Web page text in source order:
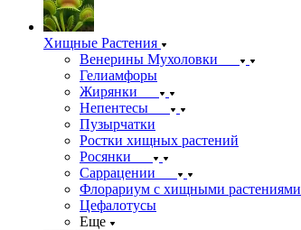
Хищные Растения
Венерины Мухоловки
Гелиамфоры
Жирянки
Непентесы
Пузырчатки
Ростки хищных растений
Росянки
Саррацении
Флорариум с хищными растениями
Цефалотусы
Еще